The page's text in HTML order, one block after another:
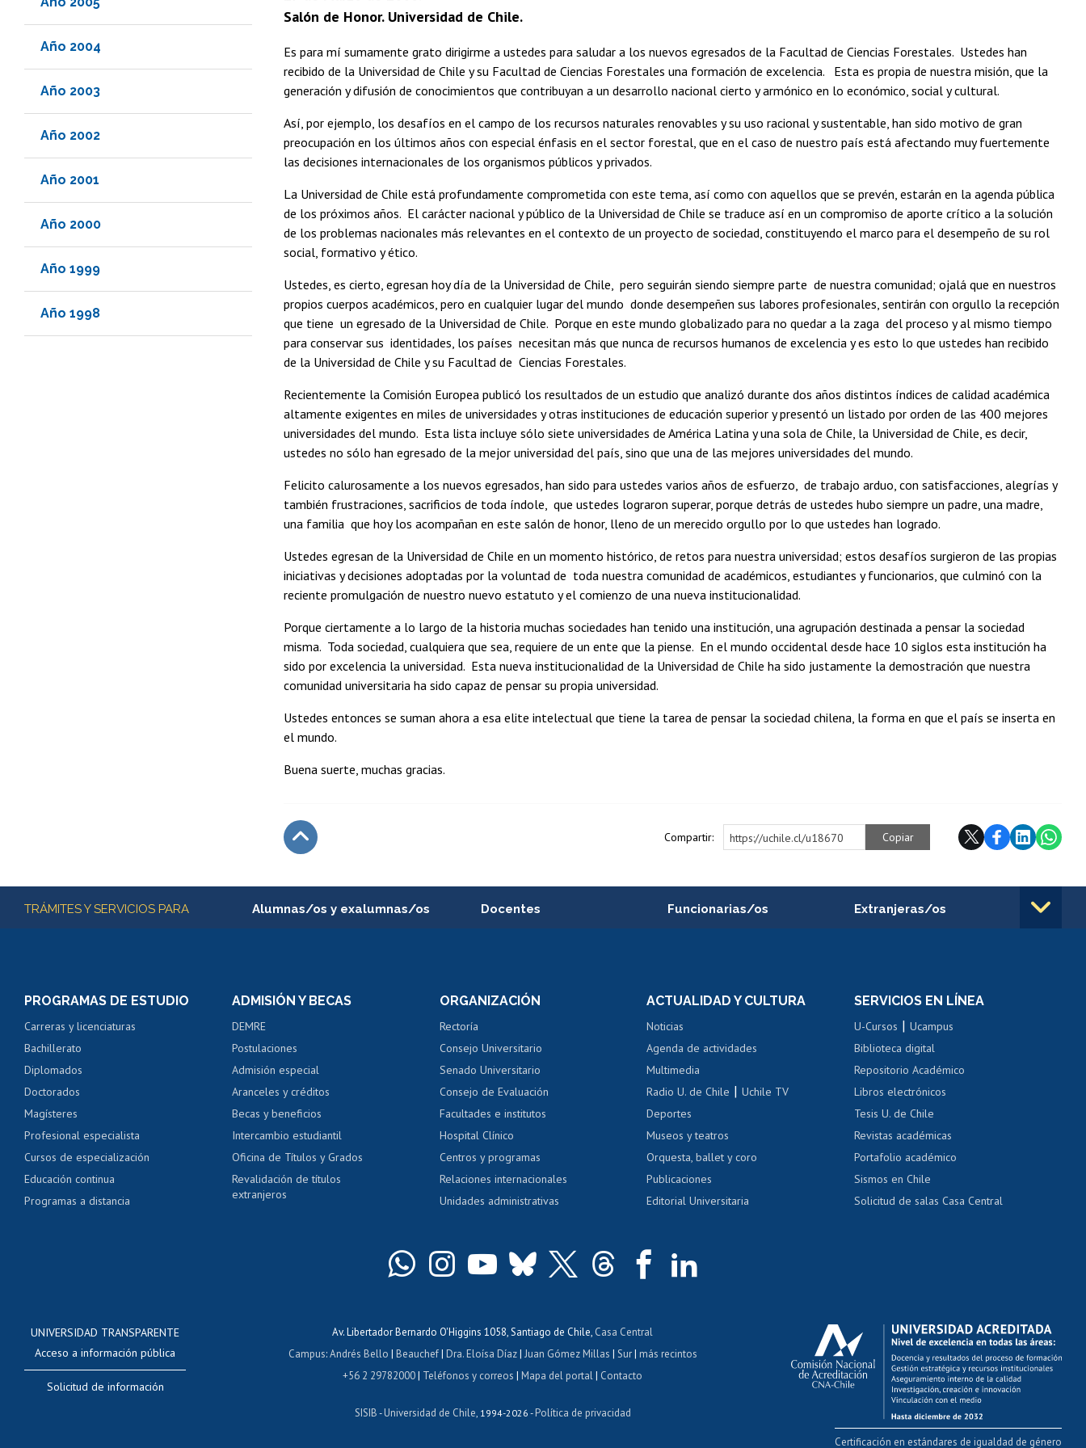
Año 2004
Año 2003
Año 2002
Año 2001
Año 2000
Año 1999
Año 1998
Salón de Honor. Universidad de Chile.
Es para mí sumamente grato dirigirme a ustedes para saludar a los nuevos egresados de la Facultad de Ciencias Forestales. Ustedes han
recibido de la Universidad de Chile y su Facultad de Ciencias Forestales una formación de excelencia. Esta es propia de nuestra misión, que la
generación y difusión de conocimientos que contribuyan a un desarrollo nacional cierto y armónico en lo económico, social y cultural.
Así, por ejemplo, los desafíos en el campo de los recursos naturales renovables y su uso racional y sustentable, han sido motivo de gran
preocupación en los últimos años con especial énfasis en el sector forestal, que en el caso de nuestro país está afectando muy fuertemente
las decisiones internacionales de los organismos públicos y privados.
La Universidad de Chile está profundamente comprometida con este tema, así como con aquellos que se prevén, estarán en la agenda pública
de los próximos años. El carácter nacional y público de la Universidad de Chile se traduce así en un compromiso de aporte crítico a la solución
de los problemas nacionales más relevantes en el contexto de un proyecto de sociedad, constituyendo el marco para el desempeño de su rol
social, formativo y ético.
Ustedes, es cierto, egresan hoy día de la Universidad de Chile, pero seguirán siendo siempre parte de nuestra comunidad; ojalá que en nuestros
propios cuerpos académicos, pero en cualquier lugar del mundo donde desempeñen sus labores profesionales, sentirán con orgullo la recepción
que tiene un egresado de la Universidad de Chile. Porque en este mundo globalizado para no quedar a la zaga del proceso y al mismo tiempo
para conservar sus identidades, los países necesitan más que nunca de recursos humanos de excelencia y es esto lo que ustedes han recibido
de la Universidad de Chile y su Facultad de Ciencias Forestales.
Recientemente la Comisión Europea publicó los resultados de un estudio que analizó durante dos años distintos índices de calidad académica
altamente exigentes en miles de universidades y otras instituciones de educación superior y presentó un listado por orden de las 400 mejores
universidades del mundo. Esta lista incluye sólo siete universidades de América Latina y una sola de Chile, la Universidad de Chile, es decir,
ustedes no sólo han egresado de la mejor universidad del país, sino que una de las mejores universidades del mundo.
Felicito calurosamente a los nuevos egresados, han sido para ustedes varios años de esfuerzo, de trabajo arduo, con satisfacciones, alegrías y
también frustraciones, sacrificios de toda índole, que ustedes lograron superar, porque detrás de ustedes hubo siempre un padre, una madre,
una familia que hoy los acompañan en este salón de honor, lleno de un merecido orgullo por lo que ustedes han logrado.
Ustedes egresan de la Universidad de Chile en un momento histórico, de retos para nuestra universidad; estos desafíos surgieron de las propias
iniciativas y decisiones adoptadas por la voluntad de toda nuestra comunidad de académicos, estudiantes y funcionarios, que culminó con la
reciente promulgación de nuestro nuevo estatuto y el comienzo de una nueva institucionalidad.
Porque ciertamente a lo largo de la historia muchas sociedades han tenido una institución, una agrupación destinada a pensar la sociedad
misma. Toda sociedad, cualquiera que sea, requiere de un ente que la piense. En el mundo occidental desde hace 10 siglos esta institución ha
sido por excelencia la universidad. Esta nueva institucionalidad de la Universidad de Chile ha sido justamente la demostración que nuestra
comunidad universitaria ha sido capaz de pensar su propia universidad.
Ustedes entonces se suman ahora a esa elite intelectual que tiene la tarea de pensar la sociedad chilena, la forma en que el país se inserta en
el mundo.
Buena suerte, muchas gracias.
Compartir: https://uchile.cl/u18670 Copiar
Más información
TRÁMITES Y SERVICIOS PARA Alumnas/os y exalumnas/os
Consulta y certificado de notas
Servicio médico y dental
Pago de arancel y crédito alumnos
Pago de arancel y crédito exalumnos
Certificado de títulos y grados
Docentes
Perfeccionamiento
Evaluación docente
Calificación académica
Postulación al AUCAI
Funcionarias/os
Portal de movilidad interna
Certificado de renta
Certificado de renta
Gestión de correo uchile
Extranjeras/os
Movilidad Estudiantil
Cursos de español
Acoso laboral, sexual y violencia
PROGRAMAS DE ESTUDIO
Carreras y licenciaturas
Bachillerato
Diplomados
Doctorados
Magísteres
Profesional especialista
Cursos de especialización
Educación continua
Programas a distancia
ADMISIÓN Y BECAS
DEMRE
Postulaciones
Admisión especial
Aranceles y créditos
Becas y beneficios
Intercambio estudiantil
Oficina de Títulos y Grados
Revalidación de títulos
extranjeros
ORGANIZACIÓN
Rectoría
Consejo Universitario
Senado Universitario
Consejo de Evaluación
Facultades e institutos
Hospital Clínico
Centros y programas
Relaciones internacionales
Unidades administrativas
ACTUALIDAD Y CULTURA
Noticias
Agenda de actividades
Multimedia
Radio U. de Chile |Uchile TV
Deportes
Museos y teatros
Orquesta, ballet y coro
Publicaciones
Editorial Universitaria
SERVICIOS EN LÍNEA
U-Cursos |Ucampus
Biblioteca digital
Repositorio Académico
Libros electrónicos
Tesis U. de Chile
Revistas académicas
Portafolio académico
Sismos en Chile
Solicitud de salas Casa Central
UNIVERSIDAD TRANSPARENTE
Acceso a información pública
Solicitud de información
Av. Libertador Bernardo O'Higgins 1058, Santiago de Chile, Casa Central
Campus:Andrés Bello | Beauchef| Dra. Eloísa Díaz| Juan Gómez Millas | Sur| más recintos
+56 2 29782000| Teléfonos y correos |Mapa del portal| Contacto
SISIB -Universidad de Chile , 1994-2026 -Política de privacidad
Certificación en estándares de igualdad de género